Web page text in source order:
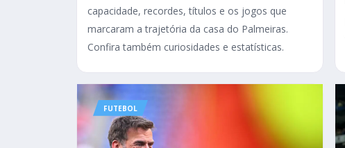
capacidade, recordes, títulos e os jogos que
marcaram a trajetória da casa do Palmeiras.
Confira também curiosidades e estatísticas.
FUTEBOL